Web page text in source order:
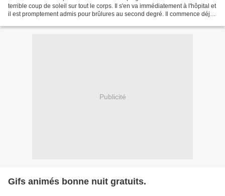
terrible coup de soleil sur tout le corps. Il s'en va immédiatement à l'hôpital et
il est promptement admis pour brûlures au second degré. Il commence déjà
Publicité
Gifs animés bonne nuit gratuits.